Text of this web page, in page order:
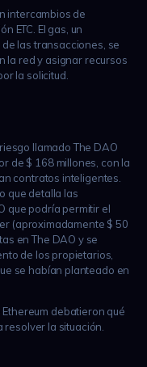
intercambios de
ETC. El gas, un
las transacciones, se
la red y asignar recursos
la solicitud.
llamado The DAO
de $ 168 millones, con la
contratos inteligentes.
que detalla las
que podría permitir el
(aproximadamente $ 50
en The DAO y se
de los propietarios,
se habían planteado en
debatieron qué
resolver la situación.